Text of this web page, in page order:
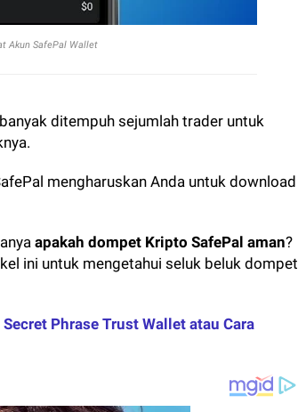
Akun SafePal Wallet
banyak ditempuh sejumlah trader untuk
mengharuskan Anda untuk download
apakah dompet Kripto SafePal aman?
ini untuk mengetahui seluk beluk dompet
Phrase Trust Wallet atau Cara